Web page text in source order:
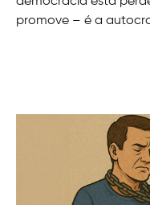
promove – é a